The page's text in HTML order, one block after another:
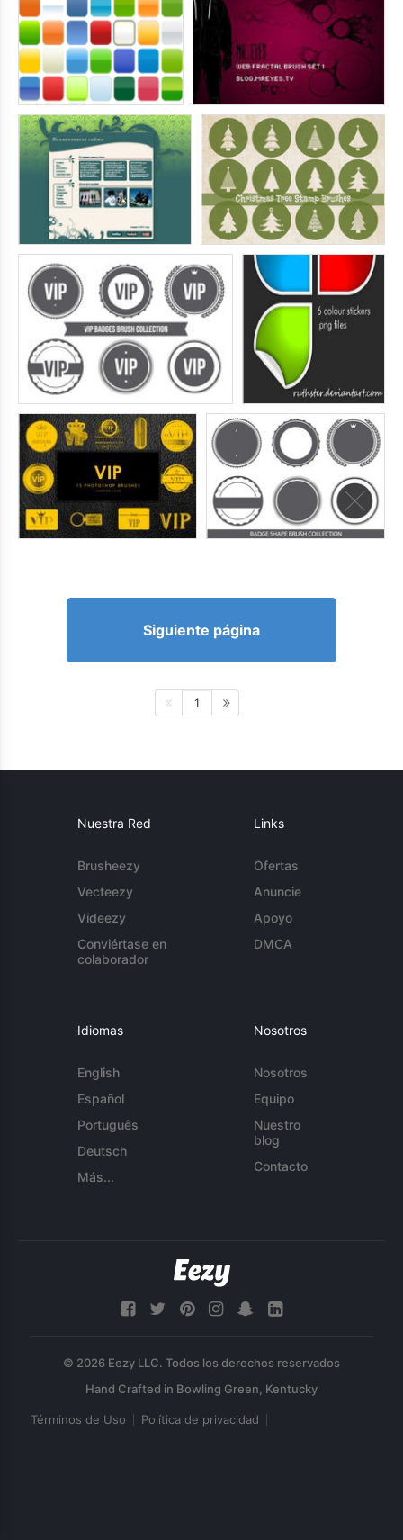
Siguiente página
1
Nuestra Red
Brusheezy
Vecteezy
Videezy
Conviértase en
colaborador
Links
Ofertas
Anuncie
Apoyo
DMCA
Idiomas
English
Español
Português
Deutsch
Más...
Nosotros
Nosotros
Equipo
Nuestro
blog
Contacto
© 2026 Eezy LLC. Todos los derechos reservados
Términos de Uso Política de privacidad